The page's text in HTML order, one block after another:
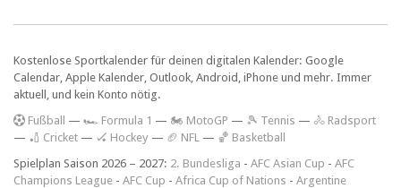
Kostenlose Sportkalender für deinen digitalen Kalender: Google
Calendar, Apple Kalender, Outlook, Android, iPhone und mehr. Immer
aktuell, und kein Konto nötig.
Fußball — 🏎️ Formula 1 — 🏍 MotoGP — 🎾 Tennis — 🚴 Radsport
— 🏏 Cricket — 🏑 Hockey — 🏈 NFL — 🏀 Basketball
Spielplan Saison 2026 – 2027: 2. Bundesliga - AFC Asian Cup - AFC
Champions League - AFC Cup - Africa Cup of Nations - Argentine